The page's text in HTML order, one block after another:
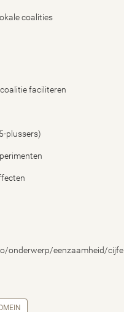
coalities
faciliteren
plussers)
onderwerp/eenzaamheid/